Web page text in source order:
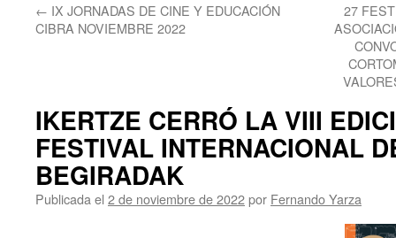
← IX JORNADAS DE CINE Y EDUCACIÓN
CIBRA NOVIEMBRE 2022
27
IKERTZE CERRÓ LA VIII
FESTIVAL INTERNACIONAL
BEGIRADAK
Publicada el 2 de noviembre de 2022por Fernando Yarza